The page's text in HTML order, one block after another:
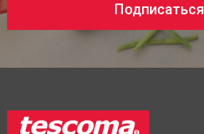
Подписаться